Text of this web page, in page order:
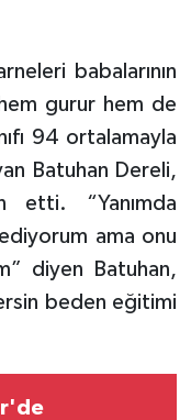
babalarının
gurur hem de
94 ortalamayla
Batuhan Dereli,
etti. “Yanımda
ama onu
diyen Batuhan,
beden eğitimi